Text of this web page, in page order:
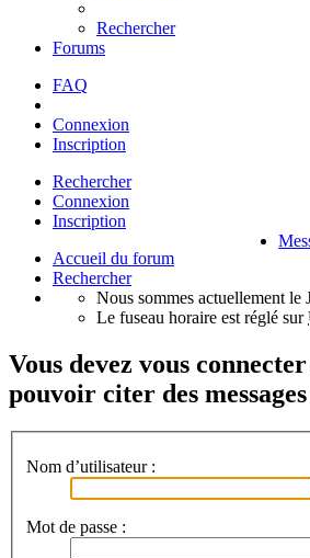
Rechercher
Forums
FAQ
Connexion
Inscription
Rechercher
Connexion
Inscription
Accueil du forum
Rechercher
Nous sommes actuellement
Le fuseau horaire est réglé sur
Vous devez vous
pouvoir citer des
Nom d’utilisateur :
Mot de passe :